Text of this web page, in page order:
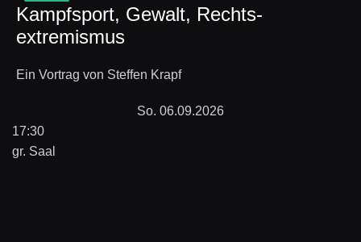
Kampfsport, Gewalt, Rechts-
extremismus
Ein Vortrag von Steffen Krapf
So. 06.09.2026
17:30
gr. Saal